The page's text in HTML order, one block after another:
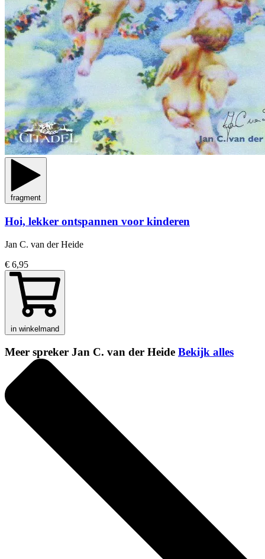
fragment
Hoi, lekker ontspannen voor kinderen
Jan C. van der Heide
€ 6,95
in winkelmand
Meer spreker Jan C. van der Heide Bekijk alles